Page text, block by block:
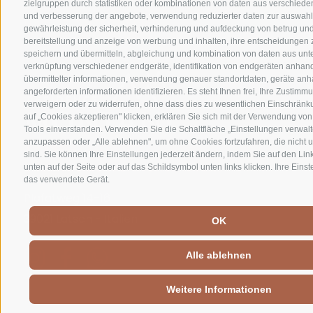
zielgruppen durch statistiken oder kombinationen von daten aus
und verbesserung der angebote, verwendung reduzierter daten zur
gewährleistung der sicherheit, verhinderung und aufdeckung von betrug
bereitstellung und anzeige von werbung und inhalten, ihre entscheidungen
speichern und übermitteln, abgleichung und kombination von daten aus
verknüpfung verschiedener endgeräte, identifikation von endgeräten
übermittelter informationen, verwendung genauer standortdaten, geräte
angeforderten informationen identifizieren. Es steht Ihnen frei, Ihre
verweigern oder zu widerrufen, ohne dass dies zu wesentlichen
auf „Cookies akzeptieren" klicken, erklären Sie sich mit der Verwendung
Tools einverstanden. Verwenden Sie die Schaltfläche „Einstellungen
anzupassen oder „Alle ablehnen", um ohne Cookies fortzufahren, die nicht
sind. Sie können Ihre Einstellungen jederzeit ändern, indem Sie auf den
unten auf der Seite oder auf das Schildsymbol unten links klicken. Ihre
das verwendete Gerät.
OK
Alle ablehnen
Weitere Informationen
T +39 0473 623302
info@residence-montani.com
UNSERE GUTSCHEINE